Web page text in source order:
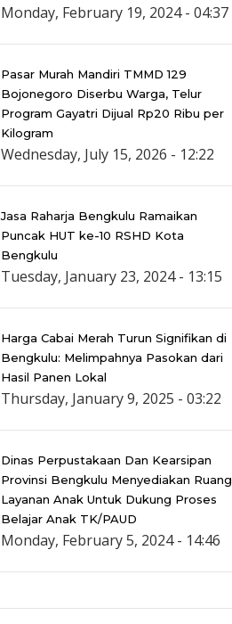
Monday, February 19, 2024 - 04:37
Pasar Murah Mandiri TMMD 129
Bojonegoro Diserbu Warga, Telur
Program Gayatri Dijual Rp20 Ribu per
Kilogram
Wednesday, July 15, 2026 - 12:22
Jasa Raharja Bengkulu Ramaikan
Puncak HUT ke-10 RSHD Kota
Bengkulu
Tuesday, January 23, 2024 - 13:15
Harga Cabai Merah Turun Signifikan di
Bengkulu: Melimpahnya Pasokan dari
Hasil Panen Lokal
Thursday, January 9, 2025 - 03:22
Dinas Perpustakaan Dan Kearsipan
Provinsi Bengkulu Menyediakan Ruang
Layanan Anak Untuk Dukung Proses
Belajar Anak TK/PAUD
Monday, February 5, 2024 - 14:46